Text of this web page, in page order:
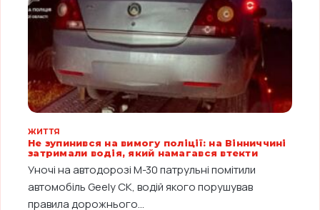
ЖИТТЯ
Не зупинився на вимогу поліції: на Вінниччині
затримали водія, який намагався втекти
Уночі на автодорозі М-30 патрульні помітили
автомобіль Geely CK, водій якого порушував
правила дорожнього...